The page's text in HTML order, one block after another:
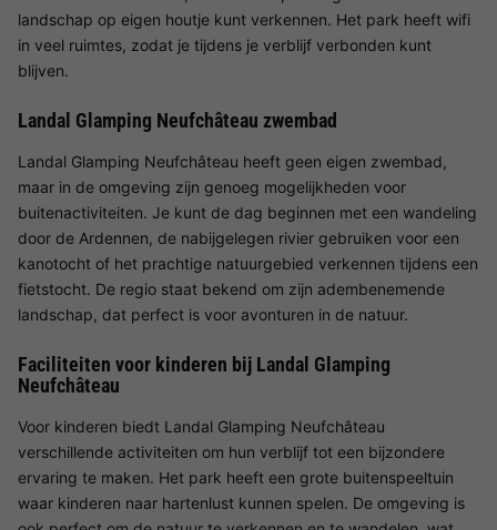
landschap op eigen houtje kunt verkennen. Het park heeft wifi
in veel ruimtes, zodat je tijdens je verblijf verbonden kunt
blijven.
Landal Glamping Neufchâteau zwembad
Landal Glamping Neufchâteau heeft geen eigen zwembad,
maar in de omgeving zijn genoeg mogelijkheden voor
buitenactiviteiten. Je kunt de dag beginnen met een wandeling
door de Ardennen, de nabijgelegen rivier gebruiken voor een
kanotocht of het prachtige natuurgebied verkennen tijdens een
fietstocht. De regio staat bekend om zijn adembenemende
landschap, dat perfect is voor avonturen in de natuur.
Faciliteiten voor kinderen bij Landal Glamping
Neufchâteau
Voor kinderen biedt Landal Glamping Neufchâteau
verschillende activiteiten om hun verblijf tot een bijzondere
ervaring te maken. Het park heeft een grote buitenspeeltuin
waar kinderen naar hartenlust kunnen spelen. De omgeving is